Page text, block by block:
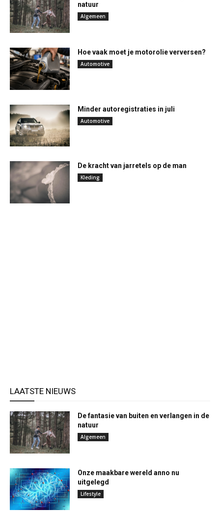
natuur
Algemeen
Hoe vaak moet je motorolie verversen?
Automotive
Minder autoregistraties in juli
Automotive
De kracht van jarretels op de man
Kleding
LAATSTE NIEUWS
De fantasie van buiten en verlangen in de
natuur
Algemeen
Onze maakbare wereld anno nu
uitgelegd
Lifestyle